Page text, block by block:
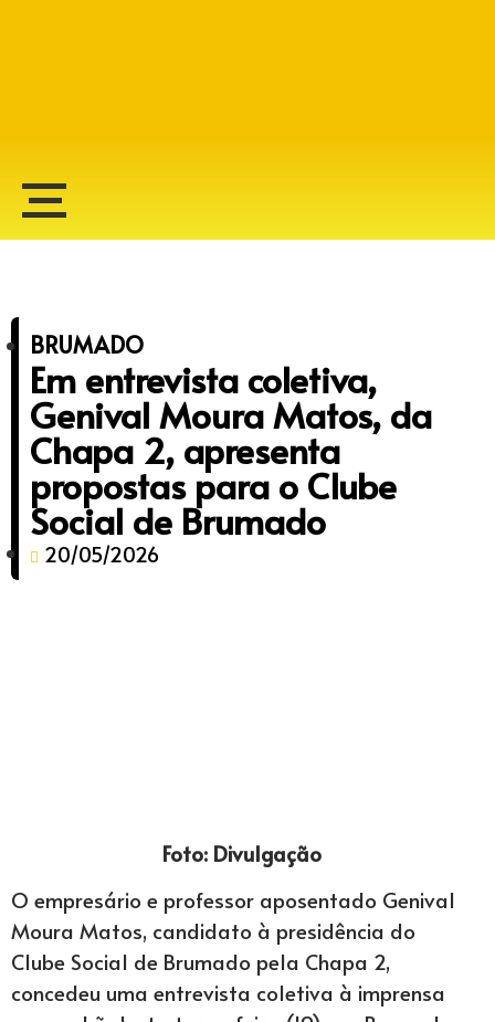
BRUMADO
Em entrevista coletiva,
Genival Moura Matos, da
Chapa 2, apresenta
propostas para o Clube
Social de Brumado
20/05/2026
Foto: Divulgação
O empresário e professor aposentado Genival
Moura Matos, candidato à presidência do
Clube Social de Brumado pela Chapa 2,
concedeu uma entrevista coletiva à imprensa